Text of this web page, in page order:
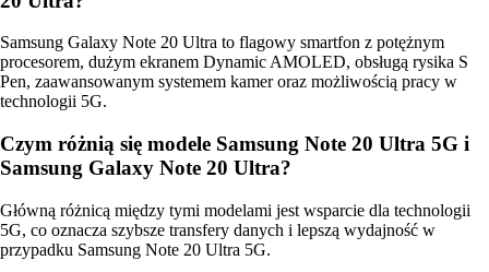
Samsung Galaxy Note 20 Ultra to flagowy smartfon z potężnym
procesorem, dużym ekranem Dynamic AMOLED, obsługą rysika S
Pen, zaawansowanym systemem kamer oraz możliwością pracy w
technologii 5G.
Czym różnią się modele Samsung Note 20 Ultra 5G i
Samsung Galaxy Note 20 Ultra?
Główną różnicą między tymi modelami jest wsparcie dla technologii
5G, co oznacza szybsze transfery danych i lepszą wydajność w
przypadku Samsung Note 20 Ultra 5G.